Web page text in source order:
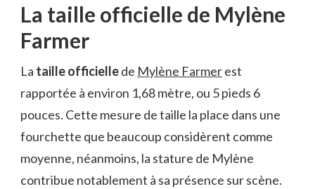
La taille officielle de Mylène
Farmer
La taille officiellede Mylène Farmerest
rapportée à environ 1,68 mètre, ou 5 pieds 6
pouces. Cette mesure de taille la place dans une
fourchette que beaucoup considèrent comme
moyenne, néanmoins, la stature de Mylène
contribue notablement à sa présence sur scène.